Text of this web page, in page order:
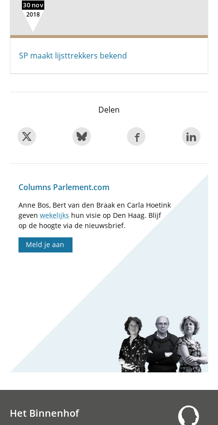
30 nov
2018
SP maakt lijsttrekkers bekend
Delen
Columns Parlement.com
Anne Bos, Bert van den Braak en Carla Hoetink
geven wekelijks hun visie op Den Haag. Blijf
op de hoogte via de nieuwsbrief.
Meld je aan
Het Binnenhof